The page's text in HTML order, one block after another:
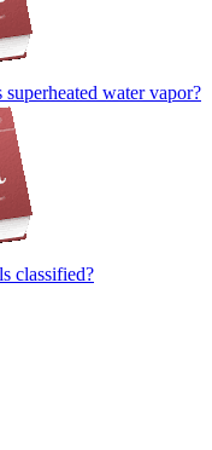
water vapor?
classified?